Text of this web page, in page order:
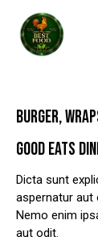
BURGER,
GOOD EATS
Dicta sunt
aspernatur aut
Nemo enim
aut odit.